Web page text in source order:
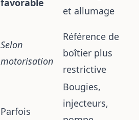
favorable
et allumage
Selon
motorisation
Référence de
boîtier plus
restrictive
Parfois
Bougies,
injecteurs,